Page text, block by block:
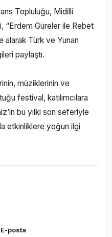
Topluluğu, Midilli
“Erdem Güreler ile Rebet
alarak Türk ve Yunan
paylaştı.
müziklerinin ve
festival, katılımcılara
bu yılki son seferiyle
etkinliklere yoğun ilgi
E-posta